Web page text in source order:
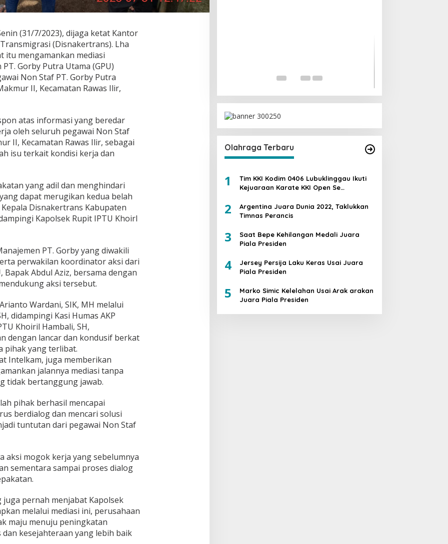
(31/7/2023), dijaga ketat Kantor
(Disnakertrans). Lha
itu mengamankan mediasi
Gorby Putra Utama (GPU)
Non Staf PT. Gorby Putra
II, Kecamatan Rawas Ilir,
atas informasi yang beredar
oleh seluruh pegawai Non Staf
II, Kecamatan Rawas Ilir, sebagai
isu terkait kondisi kerja dan
yang adil dan menghindari
dapat merugikan kedua belah
Disnakertrans Kabupaten
Kapolsek Rupit IPTU Khoirl
PT. Gorby yang diwakili
perwakilan koordinator aksi dari
Bapak Abdul Aziz, bersama dengan
aksi tersebut.
Wardani, SIK, MH melalui
didampingi Kasi Humas AKP
Khoiril Hambali, SH,
dengan lancar dan kondusif berkat
pihak yang terlibat.
Intelkam, juga memberikan
jalannya mediasi tanpa
tidak bertanggung jawab.
pihak berhasil mencapai
berdialog dan mencari solusi
tuntutan dari pegawai Non Staf
aksi mogok kerja yang sebelumnya
sementara sampai proses dialog
juga pernah menjabat Kapolsek
melalui mediasi ini, perusahaan
maju menuju peningkatan
kesejahteraan yang lebih baik
Olahraga Terbaru
1
Tim KKI Kodim 0406 Lubuklinggau Ikuti
Kejuaraan Karate KKI Open Se
2
Argentina Juara Dunia 2022, Taklukkan
Timnas Perancis
3
Saat Bepe Kehilangan Medali Juara
Piala Presiden
4
Jersey Persija Laku Keras Usai Juara
Piala Presiden
5
Marko Simic Kelelahan Usai Arak arakan
Juara Piala Presiden